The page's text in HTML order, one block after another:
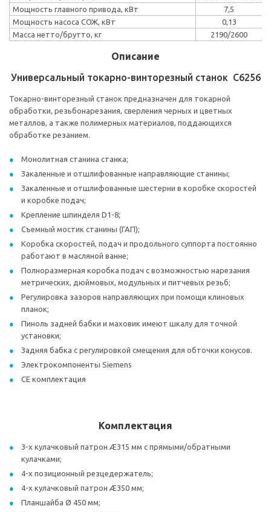
Мощность главного привода, кВт
7,5
Мощность насоса СОЖ, кВт
0,13
Масса нетто/брутто, кг
2190/2600
Описание
Универсальный токарно-винторезный станок C6256
Токарно-винторезный станок предназначен для токарной
обработки, резьбонарезания, сверления черных и цветных
металлов, а также полимерных материалов, поддающихся
обработке резанием.
Монолитная станина станка;
Закаленные и отшлифованные направляющие станины;
Закаленные и отшлифованные шестерни в коробке скоростей
и коробке подач;
Крепление шпинделя D1-8;
Съемный мостик станины (ГАП);
Коробка скоростей, подач и продольного суппорта постоянно
работают в масляной ванне;
Полноразмерная коробка подач с возможностью нарезания
метрических, дюймовых, модульных и питчевых резьб;
Регулировка зазоров направляющих при помощи клиновых
планок;
Пиноль задней бабки и маховик имеют шкалу для точной
установки;
Задняя бабка с регулировкой смещения для обточки конусов.
Электрокомпоненты Siemens
СE комплектация
Комплектация
3-х кулачковый патрон Æ315 мм с прямыми/обратными
кулачками;
4-х позиционный резцедержатель;
4-х кулачковый патрон Æ350 мм;
Планшайба Ø 450 мм;